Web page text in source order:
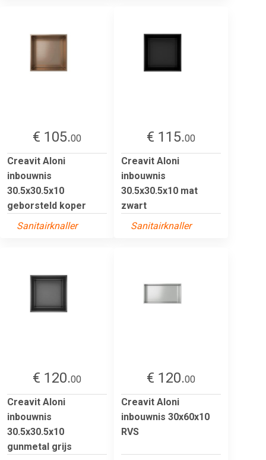
€ 105.00
Creavit Aloni
inbouwnis
30.5x30.5x10
geborsteld koper
Sanitairknaller
€ 115.00
Creavit Aloni
inbouwnis
30.5x30.5x10 mat
zwart
Sanitairknaller
€ 120.00
Creavit Aloni
inbouwnis
30.5x30.5x10
gunmetal grijs
€ 120.00
Creavit Aloni
inbouwnis 30x60x10
RVS